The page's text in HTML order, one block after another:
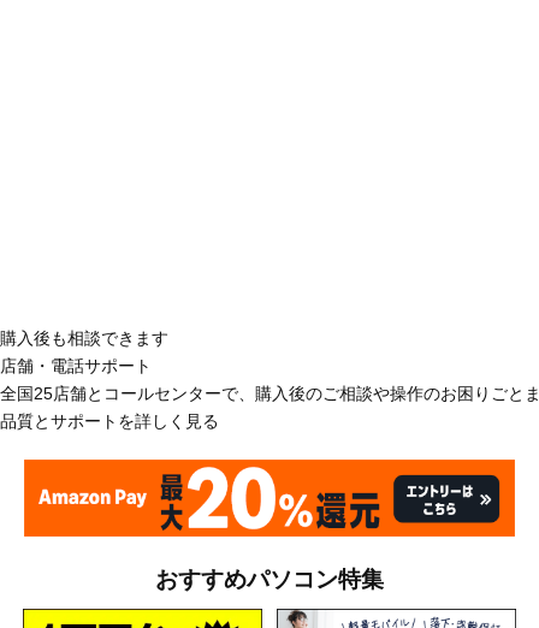
購入後も相談できます
店舗・電話サポート
全国25店舗とコールセンターで、購入後のご相談や操作のお困りごと
品質とサポートを詳しく見る
おすすめパソコン特集